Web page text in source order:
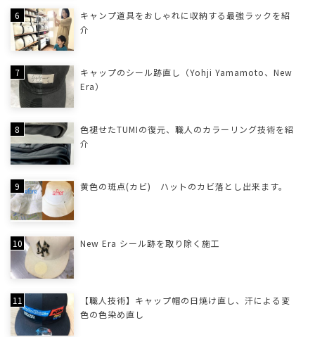
キャンプ道具をおしゃれに収納する最強ラックを紹
介
キャップのシール跡直し（Yohji Yamamoto、New
Era）
色褪せたTUMIの復元、職人のカラーリング技術を紹
介
黄色の斑点(カビ) ハットのカビ落とし出来ます。
New Era シール跡を取り除く施工
【職人技術】キャップ帽の日焼け直し、汗による変
色の色染め直し